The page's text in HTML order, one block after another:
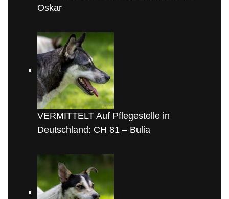
Oskar
VERMITTELT Auf Pflegestelle in
Deutschland: CH 81 – Bulia